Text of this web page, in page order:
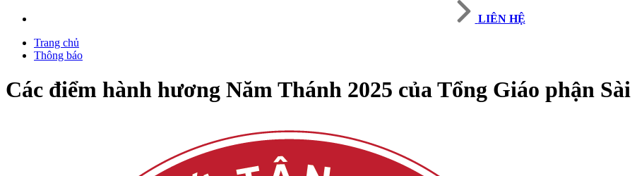
LIÊN HỆ
Trang chủ
Thông báo
Các điểm hành hương Năm Thánh 2025 của Tổng Giáo phận Sài